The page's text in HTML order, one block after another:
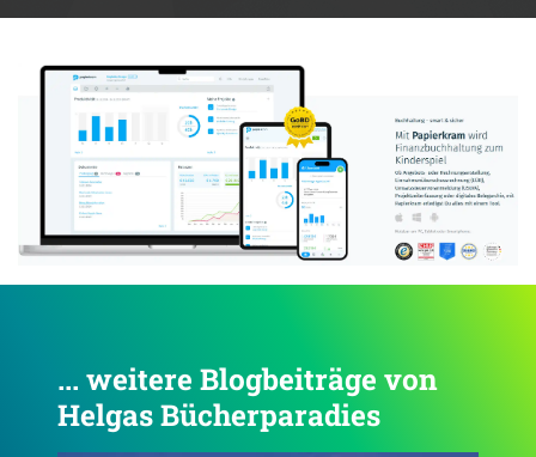
... weitere Blogbeiträge von
Helgas Bücherparadies